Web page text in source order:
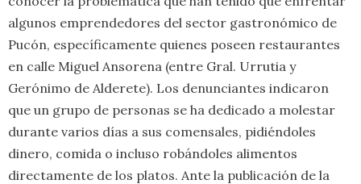
algunos emprendedores del sector gastronómico de
Pucón, específicamente quienes poseen restaurantes
en calle Miguel Ansorena (entre Gral. Urrutia y
Gerónimo de Alderete). Los denunciantes indicaron
que un grupo de personas se ha dedicado a molestar
durante varios días a sus comensales, pidiéndoles
dinero, comida o incluso robándoles alimentos
directamente de los platos. Ante la publicación de la